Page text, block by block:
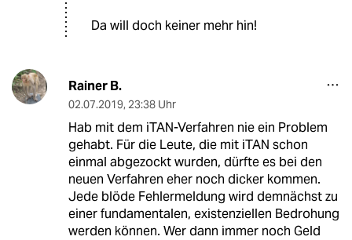
Da will doch keiner mehr hin!
Rainer B.
02.07.2019, 23:38 Uhr
Hab mit dem iTAN-Verfahren nie ein Problem
gehabt. Für die Leute, die mit iTAN schon
einmal abgezockt wurden, dürfte es bei den
neuen Verfahren eher noch dicker kommen.
Jede blöde Fehlermeldung wird demnächst zu
einer fundamentalen, existenziellen Bedrohung
werden können. Wer dann immer noch Geld